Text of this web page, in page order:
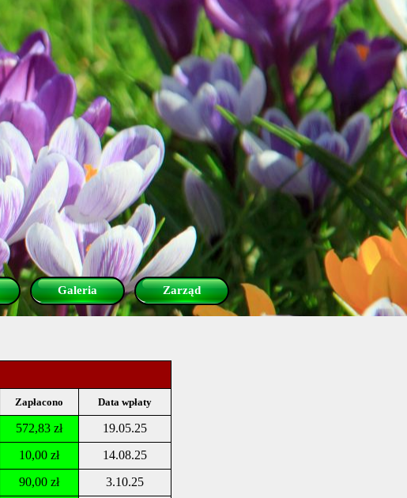
Galeria Zarząd
Zapłacono Data wpłaty
572,83 zł 19.05.25
10,00 zł 14.08.25
90,00 zł 3.10.25